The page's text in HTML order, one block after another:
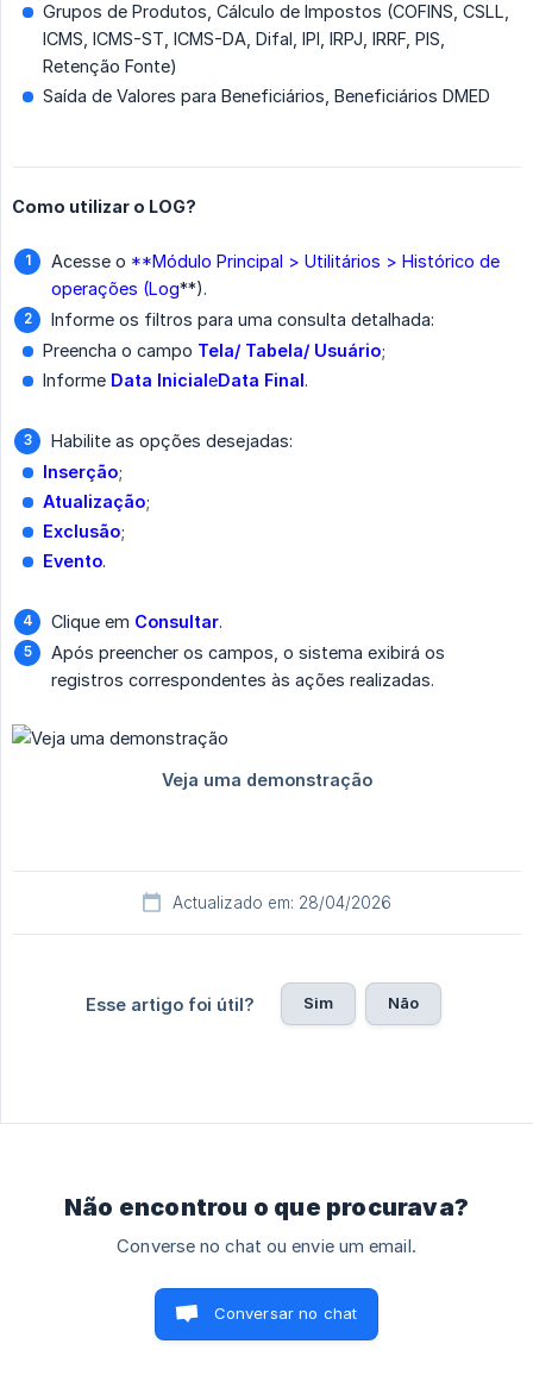
Grupos de Produtos, Cálculo de Impostos (COFINS, CSLL,
ICMS, ICMS-ST, ICMS-DA, Difal, IPI, IRPJ, IRRF, PIS,
Retenção Fonte)
Saída de Valores para Beneficiários, Beneficiários DMED
Como utilizar o LOG?
Acesse o **Módulo Principal > Utilitários > Histórico de
operações (Log**).
Informe os filtros para uma consulta detalhada:
Preencha o campo Tela/ Tabela/ Usuário;
Informe Data InicialeData Final.
Habilite as opções desejadas:
Inserção;
Atualização;
Exclusão;
Evento.
Clique em Consultar.
Após preencher os campos, o sistema exibirá os
registros correspondentes às ações realizadas.
Actualizado em: 28/04/2026
Esse artigo foi útil? Sim Não
Não encontrou o que procurava?
Converse no chat ou envie um email.
Conversar no chat